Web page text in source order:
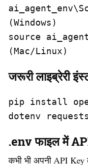
(Windows)
source
(Mac/Linux)
जरूरी लाइब्रेरी
pip install
dotenv requests
.env फाइल में
कभी भी अपनी API